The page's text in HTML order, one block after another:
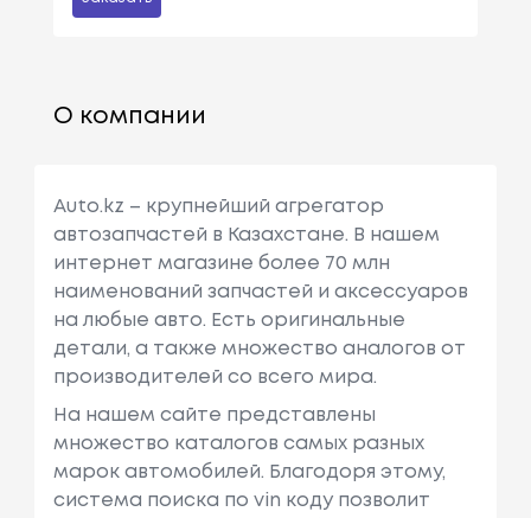
О компании
Auto.kz – крупнейший агрегатор
автозапчастей в Казахстане. В нашем
интернет магазине более 70 млн
наименований запчастей и аксессуаров
на любые авто. Есть оригинальные
детали, а также множество аналогов от
производителей со всего мира.
На нашем сайте представлены
множество каталогов самых разных
марок автомобилей. Благодоря этому,
система поиска по vin коду позволит